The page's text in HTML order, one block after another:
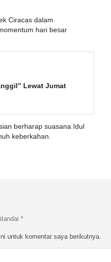
Ciracas dalam
hari besar
Lewat Jumat
berharap suasana Idul
keberkahan.
*
untuk komentar saya berikutnya.